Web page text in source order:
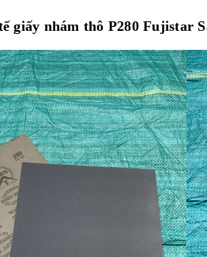
giấy nhám thô P280 Fujistar